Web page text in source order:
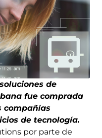
de
fue comprada
compañías
de tecnología.
por parte de